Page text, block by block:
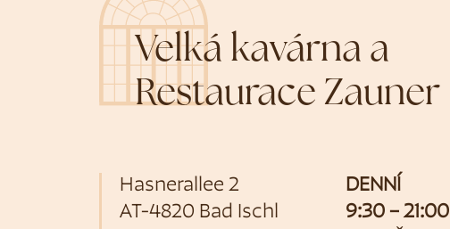
Velká kavárna a
Restaurace Zauner
Hasnerallee 2
AT-4820 Bad Ischl
DENNÍ
9:30 – 21:00